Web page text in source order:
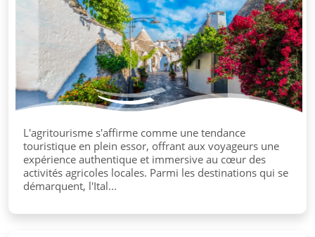
L'agritourisme s'affirme comme une tendance
touristique en plein essor, offrant aux voyageurs une
expérience authentique et immersive au cœur des
activités agricoles locales. Parmi les destinations qui se
démarquent, l'Ital...